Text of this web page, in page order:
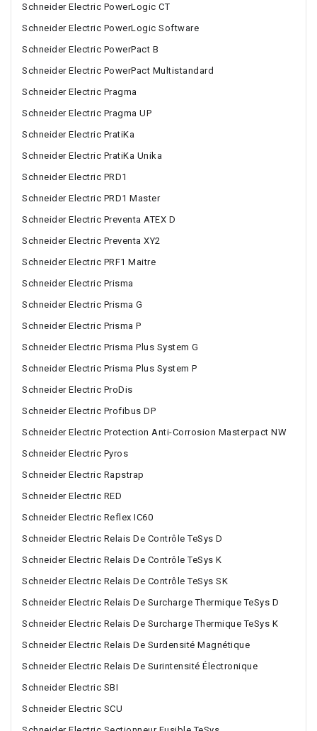
Schneider Electric PowerLogic CT
Schneider Electric PowerLogic Software
Schneider Electric PowerPact B
Schneider Electric PowerPact Multistandard
Schneider Electric Pragma
Schneider Electric Pragma UP
Schneider Electric PratiKa
Schneider Electric PratiKa Unika
Schneider Electric PRD1
Schneider Electric PRD1 Master
Schneider Electric Preventa ATEX D
Schneider Electric Preventa XY2
Schneider Electric PRF1 Maitre
Schneider Electric Prisma
Schneider Electric Prisma G
Schneider Electric Prisma P
Schneider Electric Prisma Plus System G
Schneider Electric Prisma Plus System P
Schneider Electric ProDis
Schneider Electric Profibus DP
Schneider Electric Protection Anti-Corrosion Masterpact NW
Schneider Electric Pyros
Schneider Electric Rapstrap
Schneider Electric RED
Schneider Electric Reflex IC60
Schneider Electric Relais De Contrôle TeSys D
Schneider Electric Relais De Contrôle TeSys K
Schneider Electric Relais De Contrôle TeSys SK
Schneider Electric Relais De Surcharge Thermique TeSys D
Schneider Electric Relais De Surcharge Thermique TeSys K
Schneider Electric Relais De Surdensité Magnétique
Schneider Electric Relais De Surintensité Électronique
Schneider Electric SBI
Schneider Electric SCU